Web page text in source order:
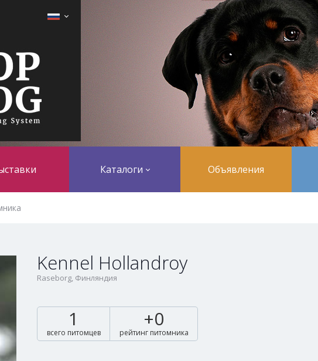
Каталоги Объявления
Kennel Hollandroy
Raseborg, Финляндия
1
всего питомцев
+0
рейтинг питомника